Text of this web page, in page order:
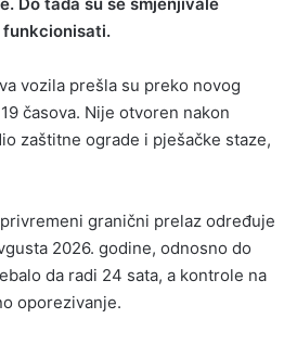
funkcionisati.
vozila prešla su preko novog
časova. Nije otvoren nakon
zaštitne ograde i pješačke staze,
granični prelaz određuje
2026. godine, odnosno do
da radi 24 sata, a kontrole na
oporezivanje.